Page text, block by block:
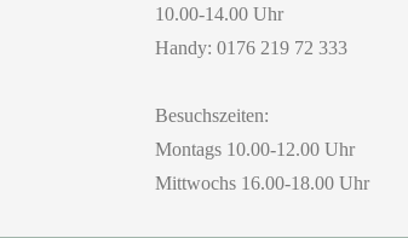
10.00-14.00 Uhr
Handy: 0176 219 72 333
Besuchszeiten:
Montags 10.00-12.00 Uhr
Mittwochs 16.00-18.00 Uhr